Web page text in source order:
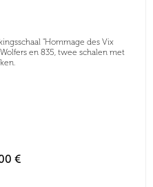
"Hommage des Vix
en 835, twee schalen met
€